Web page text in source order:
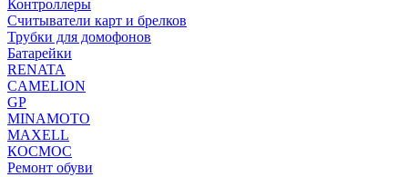
Контроллеры
Считыватели карт и брелков
Трубки для домофонов
Батарейки
RENATA
CAMELION
GP
MINAMOTO
MAXELL
КОСМОС
Ремонт обуви